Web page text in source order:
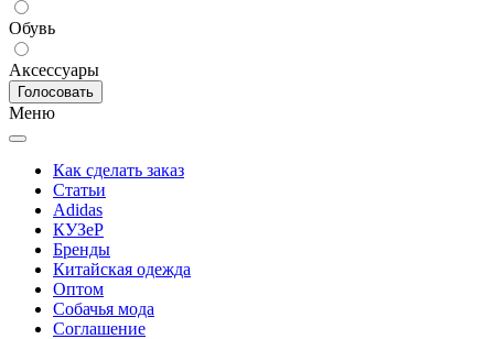
Обувь
Аксессуары
Меню
Как сделать заказ
Статьи
Adidas
КУЗеР
Бренды
Китайская одежда
Оптом
Собачья мода
Соглашение